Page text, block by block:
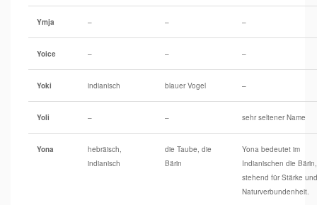
Ymja – – –
Yoice – – –
Yoki indianisch blauer Vogel –
Yoli – – sehr seltener Name
Yona
hebräisch,
indianisch
die Taube, die
Bärin
Yona bedeutet im
Indianischen die Bärin,
stehend für Stärke und
Naturverbundenheit.